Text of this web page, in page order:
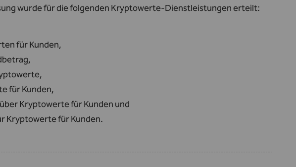
wurde für die folgenden Kryptowerte‑Dienstleistungen erteilt:
für Kunden,
für Kunden,
Kryptowerte für Kunden und
Kryptowerte für Kunden.